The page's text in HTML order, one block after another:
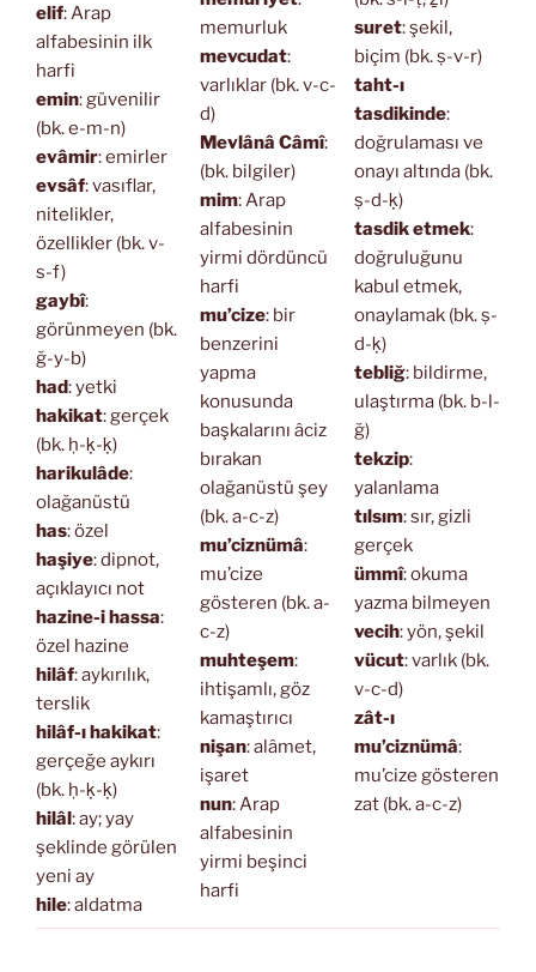
elif: Arap
alfabesinin ilk
harfi
emin: güvenilir
(bk. e-m-n)
evâmir: emirler
evsâf: vasıflar,
nitelikler,
özellikler (bk. v-
s-f)
gaybî:
görünmeyen (bk.
ğ-y-b)
had: yetki
hakikat: gerçek
(bk. ḥ-ḳ-ḳ)
harikulâde:
olağanüstü
has: özel
haşiye: dipnot,
açıklayıcı not
hazine-i hassa:
özel hazine
hilâf: aykırılık,
terslik
hilâf-ı hakikat:
gerçeğe aykırı
(bk. ḥ-ḳ-ḳ)
hilâl: ay; yay
şeklinde görülen
yeni ay
hile: aldatma
memurluk
mevcudat:
varlıklar (bk. v-c-
d)
Mevlânâ Câmî:
(bk. bilgiler)
mim: Arap
alfabesinin
yirmi dördüncü
harfi
mu’cize: bir
benzerini
yapma
konusunda
başkalarını âciz
bırakan
olağanüstü şey
(bk. a-c-z)
mu’ciznümâ:
mu’cize
gösteren (bk. a-
c-z)
muhteşem:
ihtişamlı, göz
kamaştırıcı
nişan: alâmet,
işaret
nun: Arap
alfabesinin
yirmi beşinci
harfi
suret: şekil,
biçim (bk. ṣ-v-r)
taht-ı
tasdikinde:
doğrulaması ve
onayı altında (bk.
ṣ-d-ḳ)
tasdik etmek:
doğruluğunu
kabul etmek,
onaylamak (bk. ṣ-
d-ḳ)
tebliğ: bildirme,
ulaştırma (bk. b-l-
ğ)
tekzip:
yalanlama
tılsım: sır, gizli
gerçek
ümmî: okuma
yazma bilmeyen
vecih: yön, şekil
vücut: varlık (bk.
v-c-d)
zât-ı
mu’ciznümâ:
mu’cize gösteren
zat (bk. a-c-z)